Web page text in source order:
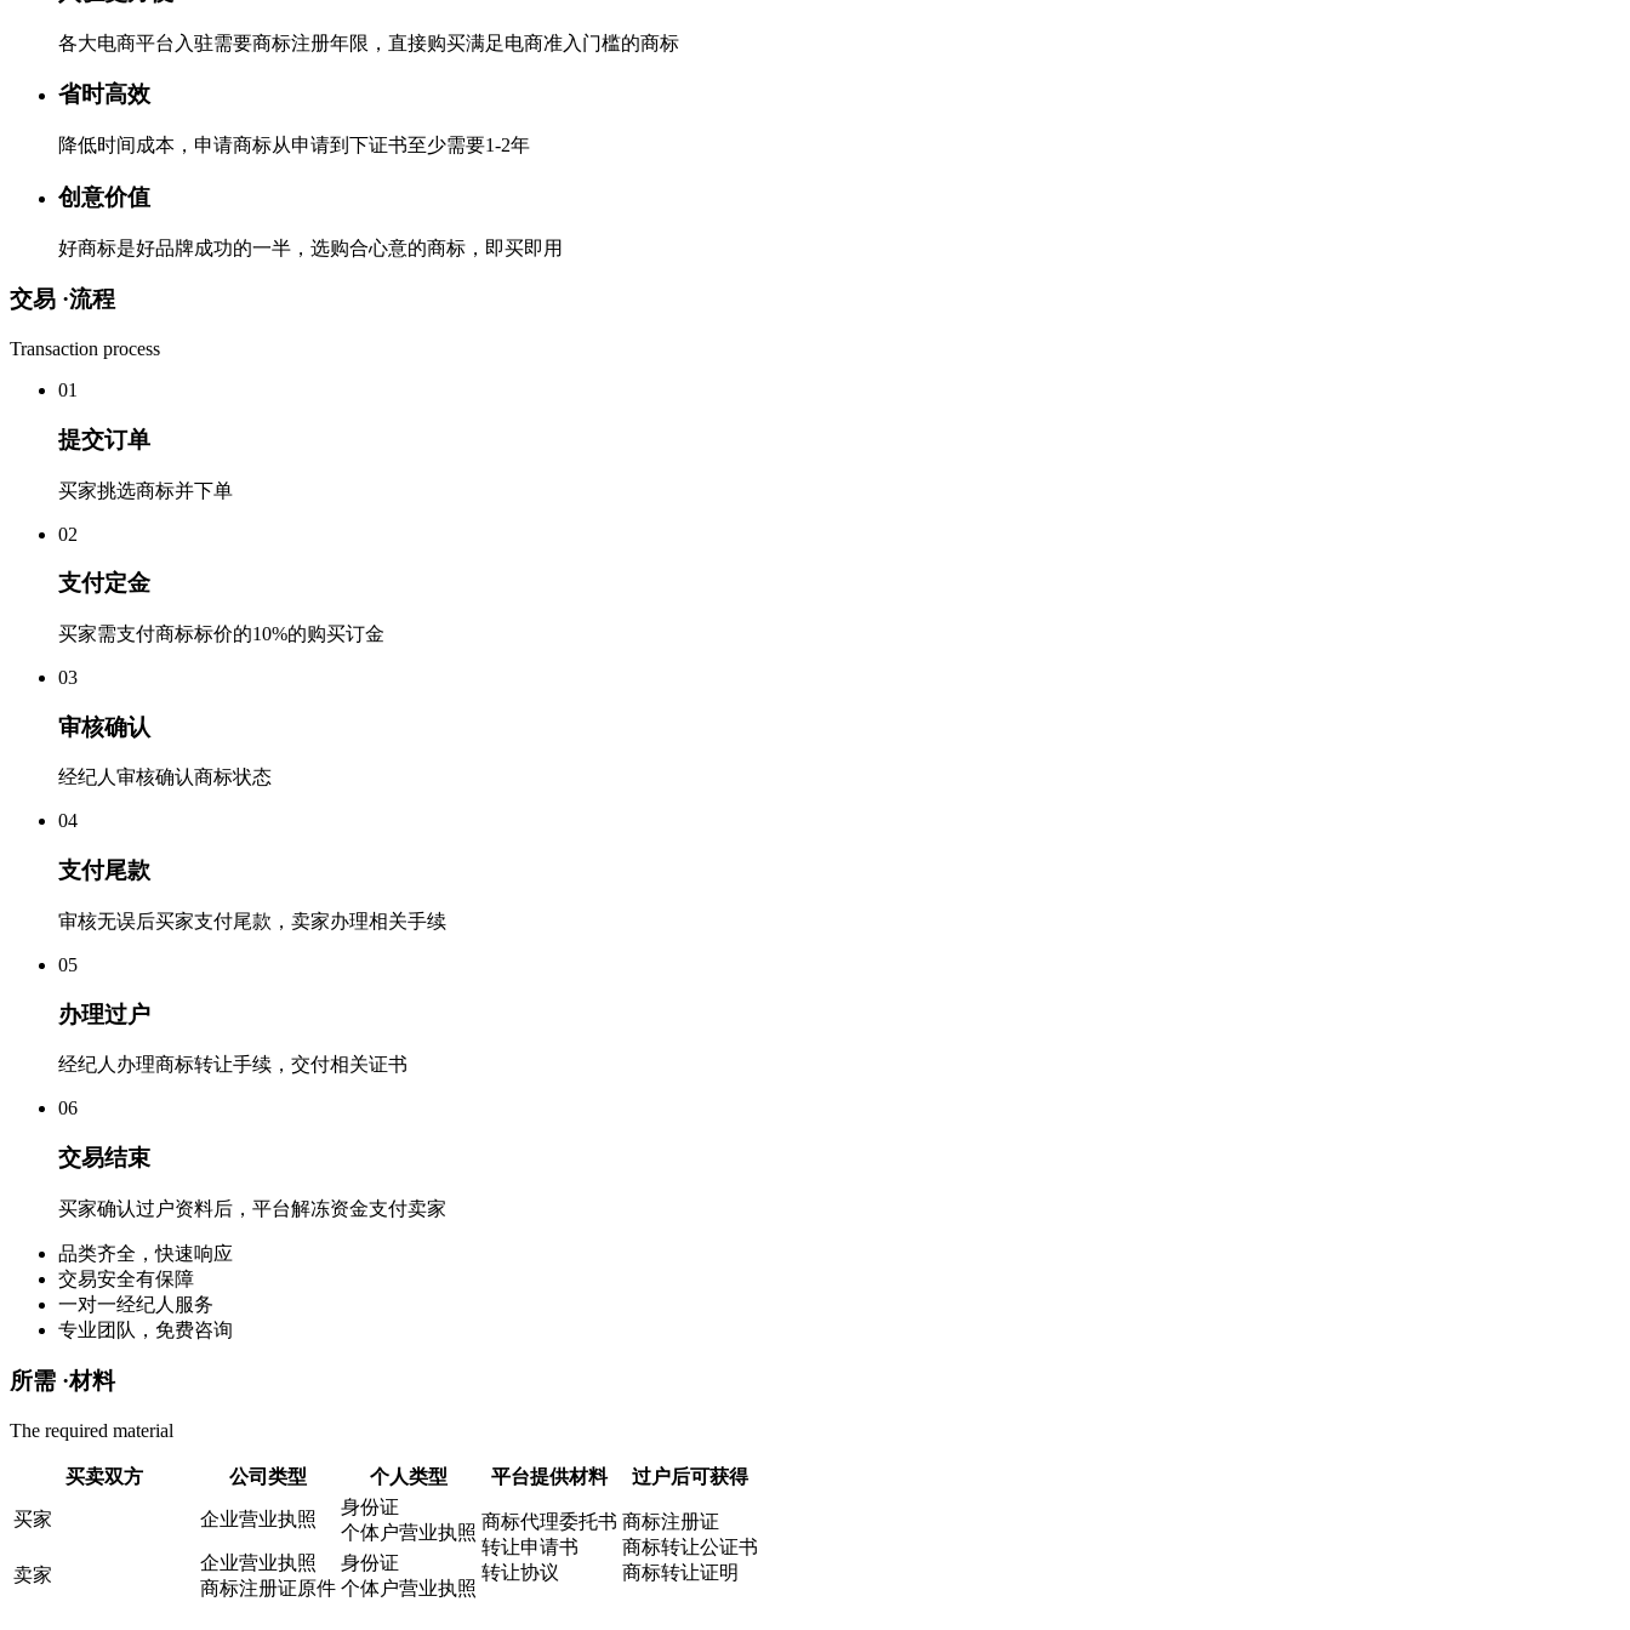
各大电商平台入驻需要商标注册年限，直接购买满足电商准入门槛的商标
省时高效
降低时间成本，申请商标从申请到下证书至少需要1-2年
创意价值
好商标是好品牌成功的一半，选购合心意的商标，即买即用
交易 ·流程
Transaction process
01
提交订单
买家挑选商标并下单
02
支付定金
买家需支付商标标价的10%的购买订金
03
审核确认
经纪人审核确认商标状态
04
支付尾款
审核无误后买家支付尾款，卖家办理相关手续
05
办理过户
经纪人办理商标转让手续，交付相关证书
06
交易结束
买家确认过户资料后，平台解冻资金支付卖家
品类齐全，快速响应
交易安全有保障
一对一经纪人服务
专业团队，免费咨询
所需 ·材料
The required material
买卖双方 公司类型 个人类型 平台提供材料 过户后可获得
买家 企业营业执照
身份证
个体户营业执照
商标代理委托书
转让申请书
转让协议
商标注册证
商标转让公证书
商标转让证明
卖家
企业营业执照
商标注册证原件
身份证
个体户营业执照